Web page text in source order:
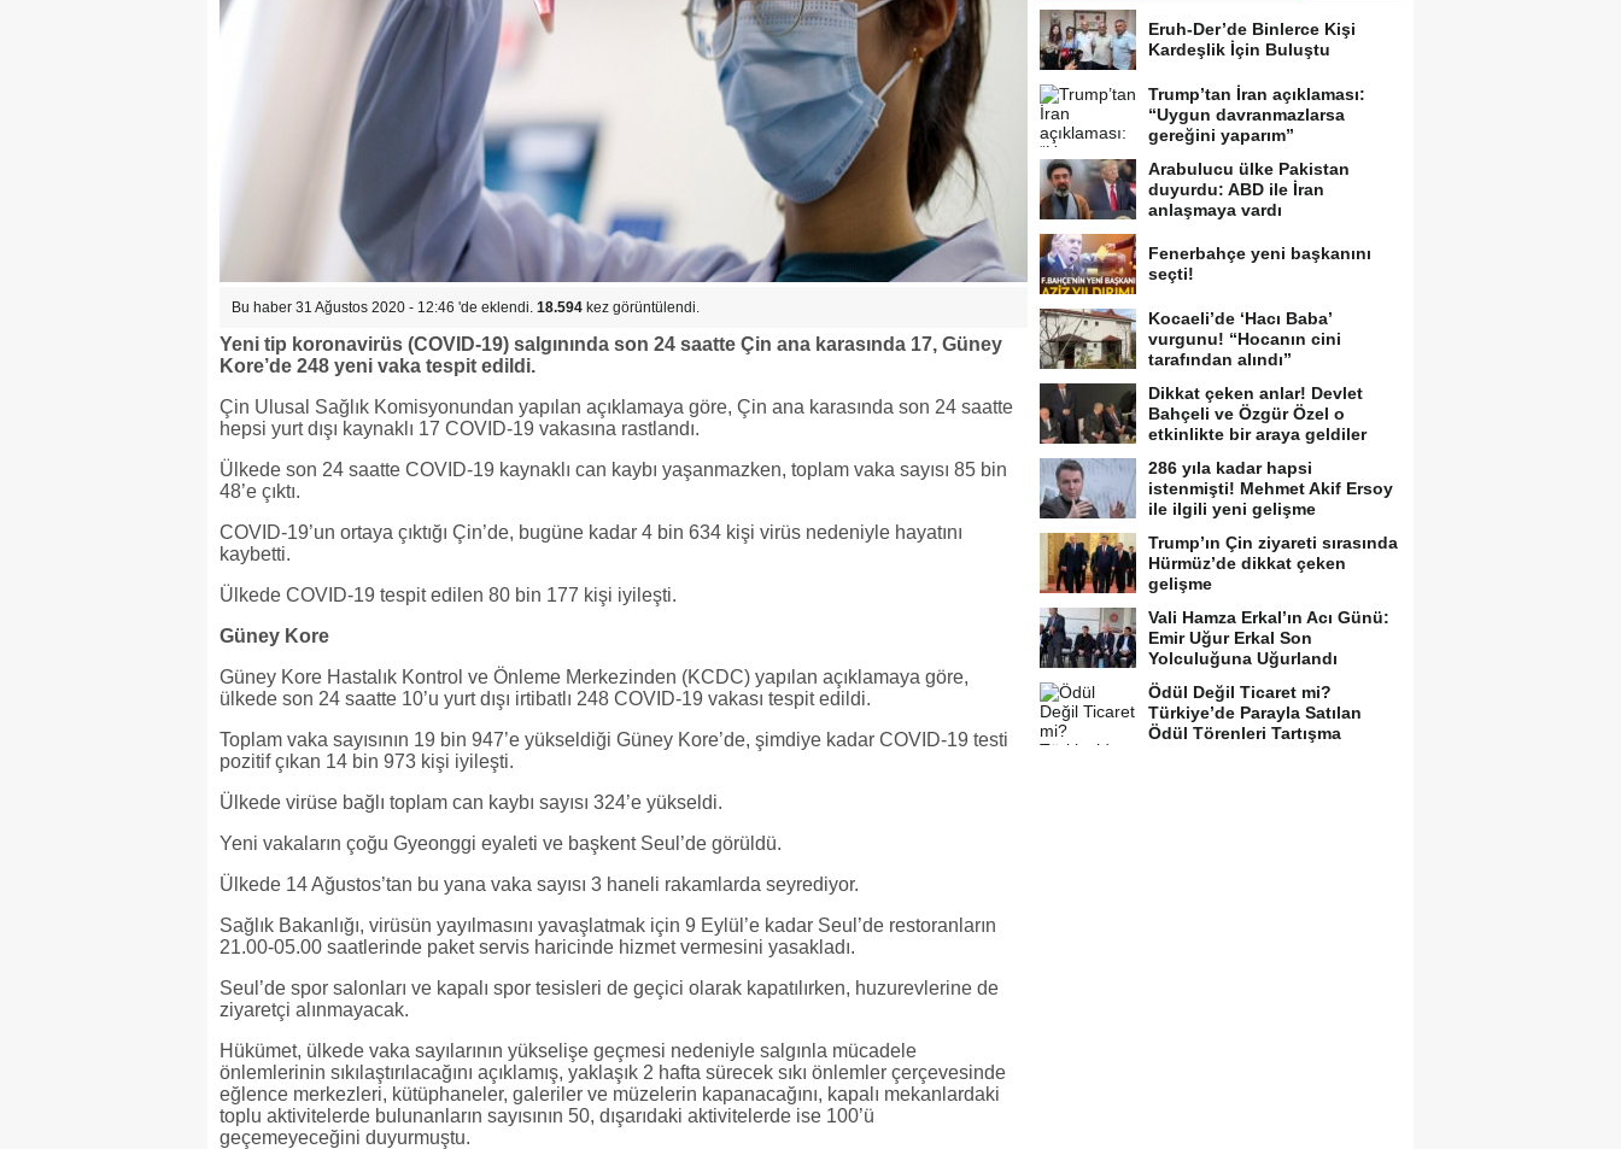
Bu haber 31 Ağustos 2020 - 12:46 'de eklendi. 18.594 kez görüntülendi.
Yeni tip koronavirüs (COVID-19) salgınında son 24 saatte Çin ana karasında 17, Güney
Kore’de 248 yeni vaka tespit edildi.
Çin Ulusal Sağlık Komisyonundan yapılan açıklamaya göre, Çin ana karasında son 24 saatte
hepsi yurt dışı kaynaklı 17 COVID-19 vakasına rastlandı.
Ülkede son 24 saatte COVID-19 kaynaklı can kaybı yaşanmazken, toplam vaka sayısı 85 bin
48’e çıktı.
COVID-19’un ortaya çıktığı Çin’de, bugüne kadar 4 bin 634 kişi virüs nedeniyle hayatını
kaybetti.
Ülkede COVID-19 tespit edilen 80 bin 177 kişi iyileşti.
Güney Kore
Güney Kore Hastalık Kontrol ve Önleme Merkezinden (KCDC) yapılan açıklamaya göre,
ülkede son 24 saatte 10’u yurt dışı irtibatlı 248 COVID-19 vakası tespit edildi.
Toplam vaka sayısının 19 bin 947’e yükseldiği Güney Kore’de, şimdiye kadar COVID-19 testi
pozitif çıkan 14 bin 973 kişi iyileşti.
Ülkede virüse bağlı toplam can kaybı sayısı 324’e yükseldi.
Yeni vakaların çoğu Gyeonggi eyaleti ve başkent Seul’de görüldü.
Ülkede 14 Ağustos’tan bu yana vaka sayısı 3 haneli rakamlarda seyrediyor.
Sağlık Bakanlığı, virüsün yayılmasını yavaşlatmak için 9 Eylül’e kadar Seul’de restoranların
21.00-05.00 saatlerinde paket servis haricinde hizmet vermesini yasakladı.
Seul’de spor salonları ve kapalı spor tesisleri de geçici olarak kapatılırken, huzurevlerine de
ziyaretçi alınmayacak.
Hükümet, ülkede vaka sayılarının yükselişe geçmesi nedeniyle salgınla mücadele
önlemlerinin sıkılaştırılacağını açıklamış, yaklaşık 2 hafta sürecek sıkı önlemler çerçevesinde
eğlence merkezleri, kütüphaneler, galeriler ve müzelerin kapanacağını, kapalı mekanlardaki
toplu aktivitelerde bulunanların sayısının 50, dışarıdaki aktivitelerde ise 100’ü
geçemeyeceğini duyurmuştu.
Eruh-Der’de Binlerce Kişi
Kardeşlik İçin Buluştu
Trump’tan İran açıklaması:
“Uygun davranmazlarsa
gereğini yaparım”
Arabulucu ülke Pakistan
duyurdu: ABD ile İran
anlaşmaya vardı
Fenerbahçe yeni başkanını
seçti!
Kocaeli’de ‘Hacı Baba’
vurgunu! “Hocanın cini
tarafından alındı”
Dikkat çeken anlar! Devlet
Bahçeli ve Özgür Özel o
etkinlikte bir araya geldiler
286 yıla kadar hapsi
istenmişti! Mehmet Akif Ersoy
ile ilgili yeni gelişme
Trump’ın Çin ziyareti sırasında
Hürmüz’de dikkat çeken
gelişme
Vali Hamza Erkal’ın Acı Günü:
Emir Uğur Erkal Son
Yolculuğuna Uğurlandı
Ödül Değil Ticaret mi?
Türkiye’de Parayla Satılan
Ödül Törenleri Tartışma